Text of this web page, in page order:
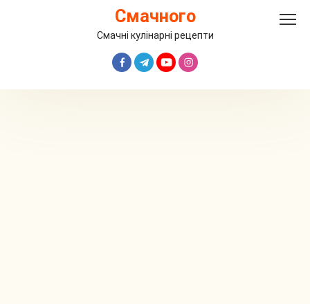
Смачного
Смачні кулінарні рецепти